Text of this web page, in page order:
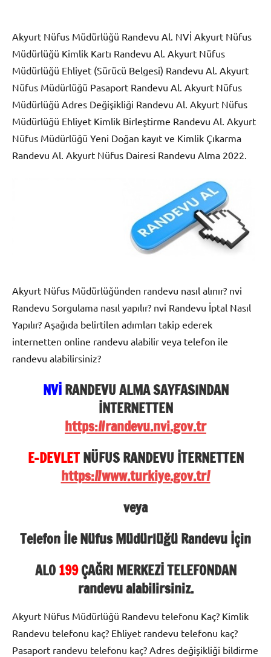
Akyurt Nüfus Müdürlüğü Randevu Al. NVİ Akyurt Nüfus
Müdürlüğü Kimlik Kartı Randevu Al. Akyurt Nüfus
Müdürlüğü Ehliyet (Sürücü Belgesi) Randevu Al. Akyurt
Nüfus Müdürlüğü Pasaport Randevu Al. Akyurt Nüfus
Müdürlüğü Adres Değişikliği Randevu Al. Akyurt Nüfus
Müdürlüğü Ehliyet Kimlik Birleştirme Randevu Al. Akyurt
Nüfus Müdürlüğü Yeni Doğan kayıt ve Kimlik Çıkarma
Randevu Al. Akyurt Nüfus Dairesi Randevu Alma 2022.
Akyurt Nüfus Müdürlüğünden randevu nasıl alınır? nvi
Randevu Sorgulama nasıl yapılır? nvi Randevu İptal Nasıl
Yapılır? Aşağıda belirtilen adımları takip ederek
internetten online randevu alabilir veya telefon ile
randevu alabilirsiniz?
NVİRANDEVU ALMA SAYFASINDAN
İNTERNETTEN
https://randevu.nvi.gov.tr
E-DEVLETNÜFUS RANDEVU İTERNETTEN
https://www.turkiye.gov.tr/
veya
Telefon İle Nüfus Müdürlüğü Randevu İçin
ALO199ÇAĞRI MERKEZİ TELEFONDAN
randevu alabilirsiniz.
Akyurt Nüfus Müdürlüğü Randevu telefonu Kaç? Kimlik
Randevu telefonu kaç? Ehliyet randevu telefonu kaç?
Pasaport randevu telefonu kaç? Adres değişikliği bildirme